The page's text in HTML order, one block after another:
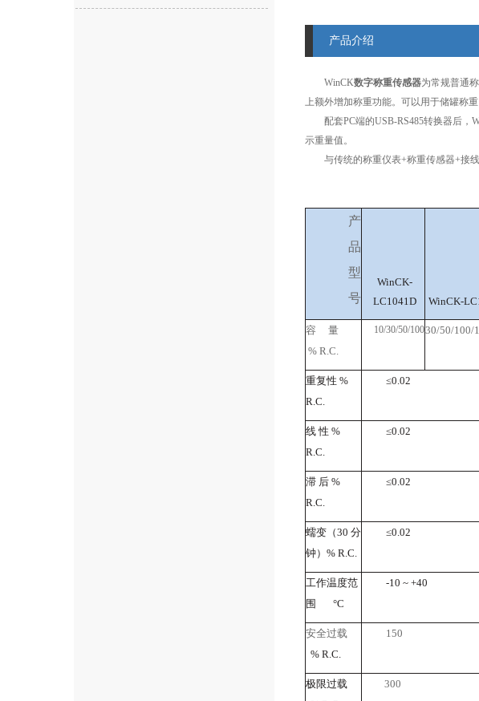
产品介绍
WinCK数字称重传感器为常规普通
上额外增加称重功能。可以用于储罐称
配套PC端的USB-RS485转换器后，
示重量值。
与传统的称重仪表+称重传感器+接线
产
品
型
号
WinCK-
LC1041D
WinCK-
容
量
% R.C.
10/30/50/10030/50/100/
重复性 %
R.C.
≤0.02
线 性 %
R.C.
≤0.02
滞 后 %
R.C.
≤0.02
蠕变（30 分
钟） % R.C.
≤0.02
工作温度范
围
°C
-10 ~ +40
安全过载
% R.C.
150
极限过载
300